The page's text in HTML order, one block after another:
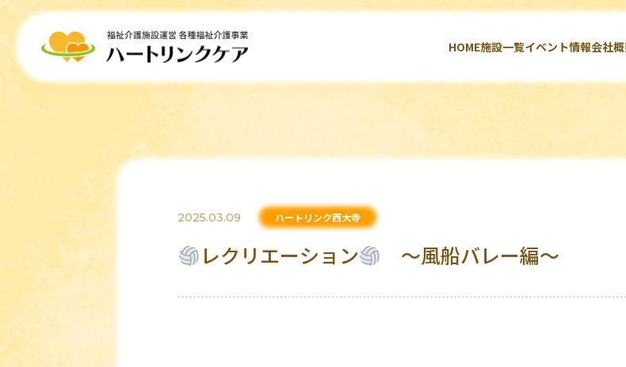
HOME施設一覧イベント情報会社
2025.03.09 ハートリンク西大寺
レクリエーション ～風船バレー編～